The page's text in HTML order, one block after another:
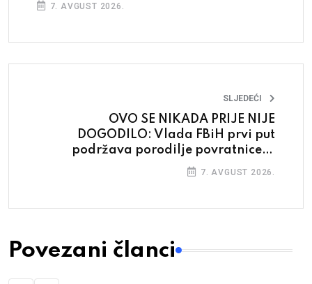
7. AVGUST 2026.
SLJEDEĆI
OVO SE NIKADA PRIJE NIJE
DOGODILO: Vlada FBiH prvi put
podržava porodilje povratnice iz
7. AVGUST 2026.
Povezani članci